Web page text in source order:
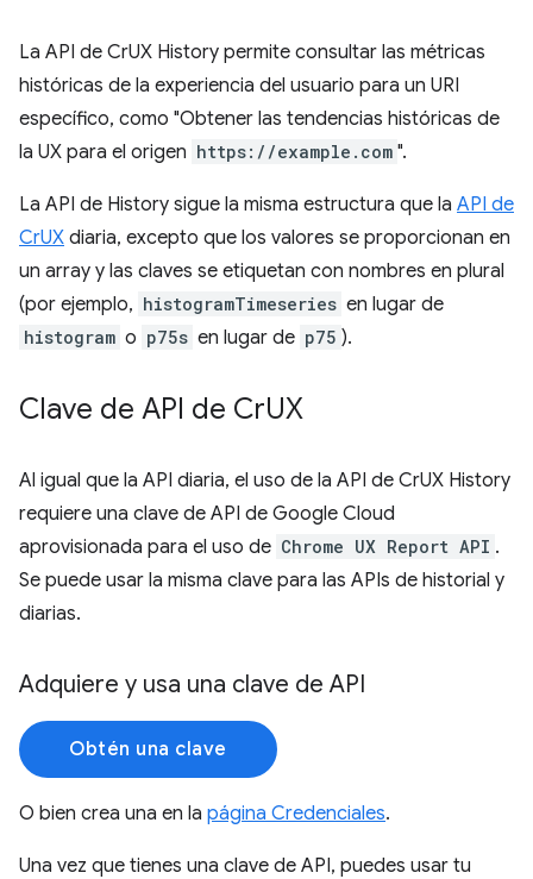
La API de CrUX History permite consultar las métricas
históricas de la experiencia del usuario para un URI
específico, como "Obtener las tendencias históricas de
la UX para el origen https://example.com ".
La API de History sigue la misma estructura que la API de
CrUX diaria, excepto que los valores se proporcionan en
un array y las claves se etiquetan con nombres en plural
(por ejemplo, histogramTimeseries en lugar de
histogram o p75s en lugar de p75 ).
Clave de API de CrUX
Al igual que la API diaria, el uso de la API de CrUX History
requiere una clave de API de Google Cloud
aprovisionada para el uso de Chrome UX Report API .
Se puede usar la misma clave para las APIs de historial y
diarias.
Adquiere y usa una clave de API
Obtén una clave
O bien crea una en la página Credenciales.
Una vez que tienes una clave de API, puedes usar tu